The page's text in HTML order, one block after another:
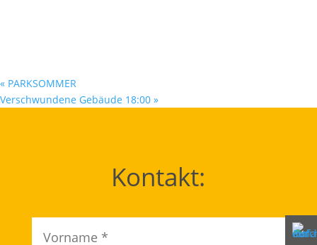
« PARKSOMMER
Verschwundene Gebäude 18:00 »
Kontakt: